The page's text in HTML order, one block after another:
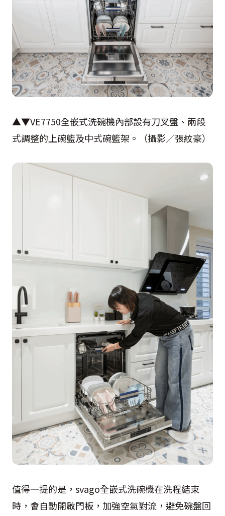
▲▼VE7750全嵌式洗碗機內部設有刀叉盤、兩段
式調整的上碗籃及中式碗籃架。（攝影／張紋豪）
值得一提的是，svago全嵌式洗碗機在洗程結束
時，會自動開啟門板，加強空氣對流，避免碗盤回